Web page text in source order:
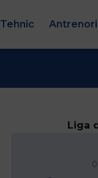
Tehnic Antrenori
Liga